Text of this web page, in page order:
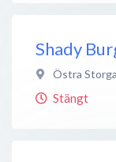
Shady
Östra
Stängt